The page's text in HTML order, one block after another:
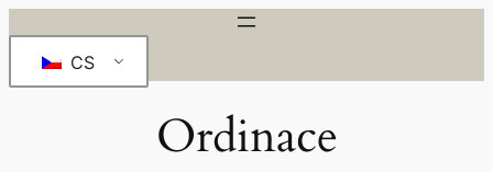
CS
Ordinace